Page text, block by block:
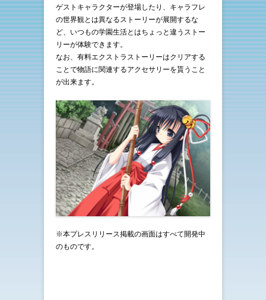
ゲストキャラクターが登場したり、キャラフレ
の世界観とは異なるストーリーが展開するな
ど、いつもの学園生活とはちょっと違うストー
リーが体験できます。
なお、有料エクストラストーリーはクリアする
ことで物語に関連するアクセサリーを貰うこと
が出来ます。
※本プレスリリース掲載の画面はすべて開発中
のものです。